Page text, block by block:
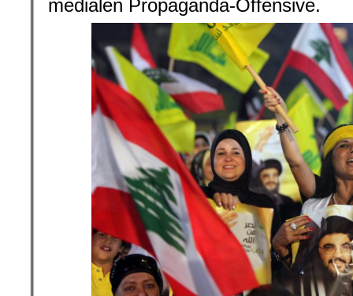
medialen Propaganda-Offensive.